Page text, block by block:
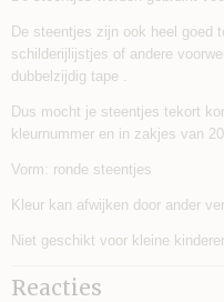
De steentjes zijn ook heel goed
schilderijlijstjes of andere
dubbelzijdig tape .
Dus mocht je steentjes tekort
kleurnummer en in zakjes van
Vorm: ronde steentjes
Kleur kan afwijken door ander
Niet geschikt voor kleine
Reacties